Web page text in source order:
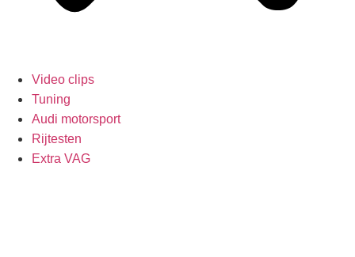
Video clips
Tuning
Audi motorsport
Rijtesten
Extra VAG